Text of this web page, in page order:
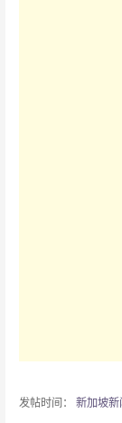
发帖时间： 新加坡新